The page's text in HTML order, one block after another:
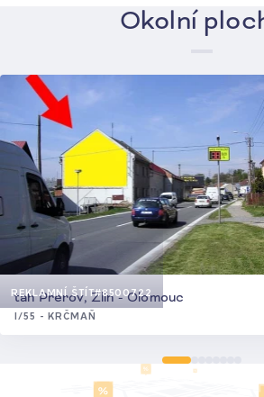
Okolní
REKLAMNÍ ŠTÍT#8500722
tah Přerov, Zlín - Olomouc
I/55 - KRČMAŇ